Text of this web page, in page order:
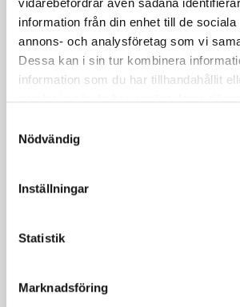
information från din enhet till de sociala
annons- och analysföretag som vi
Dessa kan i sin tur kombinera
information som du har tillhandahållit
samlat in när du har använt deras
Nödvändig
Inställningar
Statistik
Marknadsföring
Lussans bullar